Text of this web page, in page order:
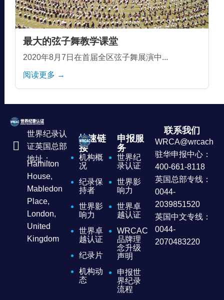
最大的弦子舞教学课堂
2020年8月7日在首届全区弦子舞展演中...
阅读更多 →
世界纪录认
证英国总部
地址：
Hamilton
House,
Mabledon
Place,
London,
United
Kingdom
快速链
接
机构概
况
纪录保
持者
世界影
响力
世界卓
越认证
纪录片
机构动
态
申报服
务
世界纪
录认证
世界影
响力
世界卓
越认证
WRCAC
品牌理
念升级
声明
申报世
界纪录
流程
联系我们
驻华申报中心：
400-661-8118
英国总部专线：
0044-
2039851520
英国中文专线：
0044-
2070483220